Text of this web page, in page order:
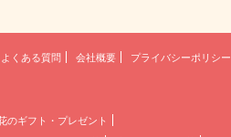
よくある質問 会社概要
プライバシーポリシー
のギフト・プレゼント